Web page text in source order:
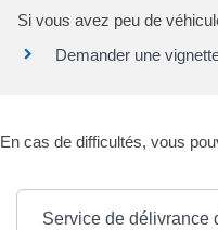
Si vous avez peu de
Demander une
En cas de difficultés, vous
Service de délivrance